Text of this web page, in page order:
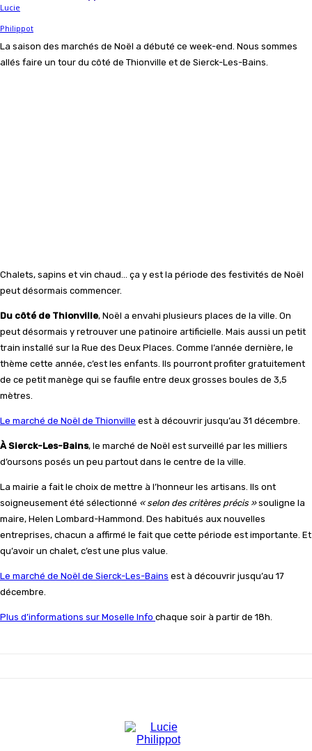
La saison des marchés de Noël a débuté ce week-end. Nous sommes
allés faire un tour du côté de Thionville et de Sierck-Les-Bains.
Chalets, sapins et vin chaud… ça y est la période des festivités de Noël
peut désormais commencer.
Du côté de Thionville, Noël a envahi plusieurs places de la ville. On
peut désormais y retrouver une patinoire artificielle. Mais aussi un petit
train installé sur la Rue des Deux Places. Comme l’année dernière, le
thème cette année, c’est les enfants. Ils pourront profiter gratuitement
de ce petit manège qui se faufile entre deux grosses boules de 3,5
mètres.
Le marché de Noël de Thionville est à découvrir jusqu’au 31 décembre.
À Sierck-Les-Bains, le marché de Noël est surveillé par les milliers
d’oursons posés un peu partout dans le centre de la ville.
La mairie a fait le choix de mettre à l’honneur les artisans. Ils ont
soigneusement été sélectionné « selon des critères précis »souligne la
maire, Helen Lombard-Hammond. Des habitués aux nouvelles
entreprises, chacun a affirmé le fait que cette période est importante. Et
qu’avoir un chalet, c’est une plus value.
Le marché de Noël de Sierck-Les-Bains est à découvrir jusqu’au 17
décembre.
Plus d’informations sur Moselle Info chaque soir à partir de 18h.